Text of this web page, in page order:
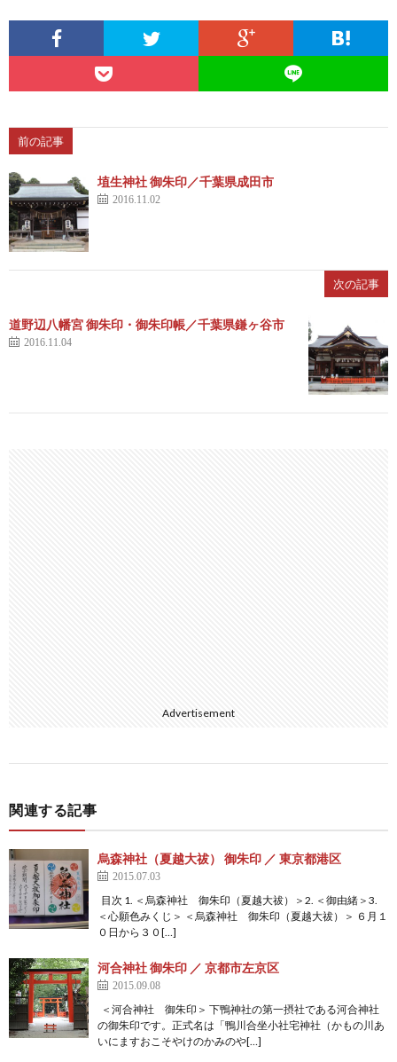
前の記事
埴生神社 御朱印／千葉県成田市
2016.11.02
次の記事
道野辺八幡宮 御朱印・御朱印帳／千葉県鎌ヶ谷市
2016.11.04
Advertisement
関連する記事
烏森神社（夏越大祓） 御朱印 ／ 東京都港区
2015.07.03
目次 1. ＜烏森神社 御朱印（夏越大祓）＞2. ＜御由緒＞3.
＜心願色みくじ＞ ＜烏森神社 御朱印（夏越大祓）＞ ６月１
０日から３０[…]
河合神社 御朱印 ／ 京都市左京区
2015.09.08
＜河合神社 御朱印＞ 下鴨神社の第一摂社である河合神社
の御朱印です。正式名は「鴨川合坐小社宅神社（かもの川あ
いにますおこそやけのかみのや[…]